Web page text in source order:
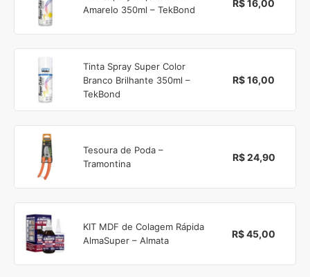
Amarelo 350ml – TekBond
R$ 16,00
Tinta Spray Super Color
Branco Brilhante 350ml –
TekBond
R$ 16,00
Tesoura de Poda –
Tramontina
R$ 24,90
KIT MDF de Colagem Rápida
AlmaSuper – Almata
R$ 45,00